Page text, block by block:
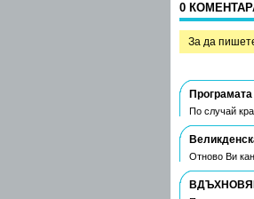
0
За да
По случай
Отново Ви